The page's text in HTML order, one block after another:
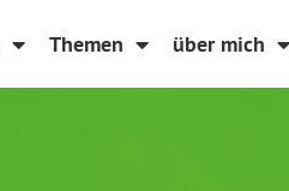
Themen über mich